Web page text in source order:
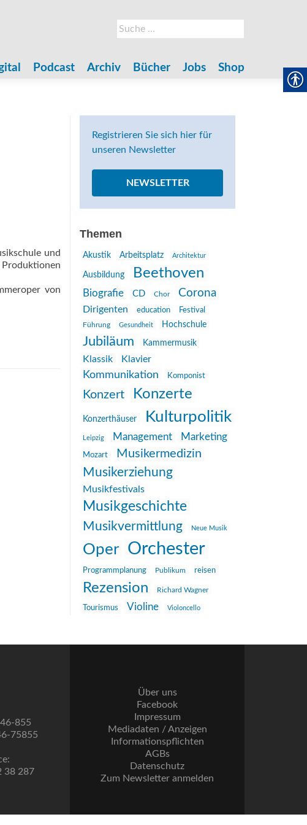
Suche
nach:
Podcast Archiv Bücher Jobs Shop
und
von
Registrieren Sie sich hier für
unseren Newsletter
NEWSLETTER
Themen
Akustik Arbeitsplatz Architektur
Ausbildung Beethoven
Biografie CD Chor Corona
Dirigenten education
Festival
Führung
Gesundheit Hochschule
Jubiläum Kammermusik
Klassik Klavier
Kommunikation Komponist
Konzert Konzerte
Konzerthäuser Kulturpolitik
Leipzig Management Marketing
Mozart Musikermedizin
Musikerziehung
Musikfestivals
Musikgeschichte
Musikvermittlung Neue Musik
Oper Orchester
Programmplanung Publikum reisen
Rezension Richard Wagner
Tourismus Violine Violoncello
855
75855
38 287
Über uns
Facebook
Impressum
Mediadaten / Anzeigen
Informationspflichten
AGBs
Datenschutz
Zum Newsletter anmelden